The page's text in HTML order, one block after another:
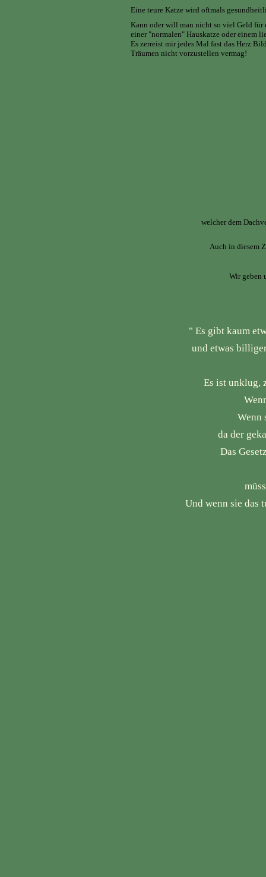
" Es gibt kaum
und etwas
Es ist unklug,
Wenn
da der
Das
Und wenn sie das
Auch in diesem
welcher dem
Eine teure Katze wird oftmals
Kann oder will man nicht so viel Geld für
einer "normalen" Hauskatze oder einem
Es zerreist mir jedes Mal fast das Herz
Träumen nicht vorzustellen vermag!
Wir geben